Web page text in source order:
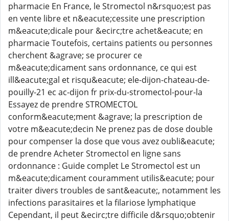
pharmacie En France, le Stromectol n&rsquo;est pas
en vente libre et n&eacute;cessite une prescription
m&eacute;dicale pour &ecirc;tre achet&eacute; en
pharmacie Toutefois, certains patients ou personnes
cherchent &agrave; se procurer ce
m&eacute;dicament sans ordonnance, ce qui est
ill&eacute;gal et risqu&eacute; ele-dijon-chateau-de-
pouilly-21 ec ac-dijon fr prix-du-stromectol-pour-la
Essayez de prendre STROMECTOL
conform&eacute;ment &agrave; la prescription de
votre m&eacute;decin Ne prenez pas de dose double
pour compenser la dose que vous avez oubli&eacute;
de prendre Acheter Stromectol en ligne sans
ordonnance : Guide complet Le Stromectol est un
m&eacute;dicament couramment utilis&eacute; pour
traiter divers troubles de sant&eacute;, notamment les
infections parasitaires et la filariose lymphatique
Cependant, il peut &ecirc;tre difficile d&rsquo;obtenir